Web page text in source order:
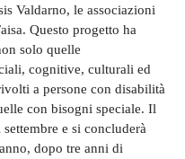
Valdarno, le associazioni
Questo progetto ha
solo quelle
cognitive, culturali ed
a persone con disabilità
con bisogni speciale. Il
e si concluderà
dopo tre anni di